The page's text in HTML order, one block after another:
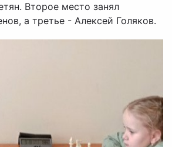
Второе место занял
а третье - Алексей Голяков.